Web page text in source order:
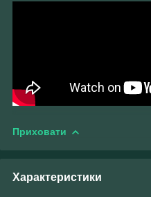
Приховати
Характеристики